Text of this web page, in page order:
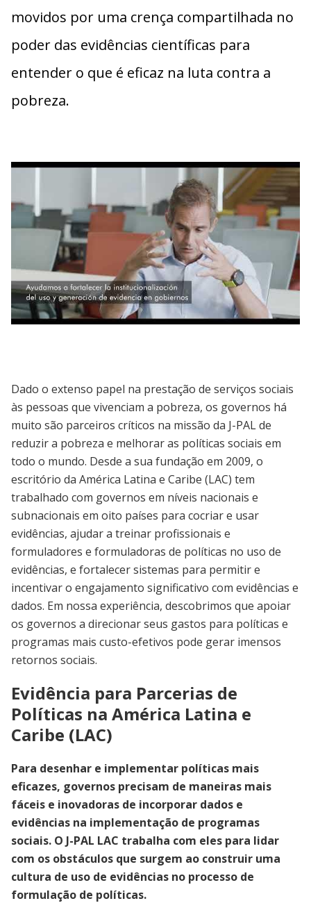
movidos por uma crença compartilhada no
poder das evidências científicas para
entender o que é eficaz na luta contra a
pobreza.
Dado o extenso papel na prestação de serviços sociais
às pessoas que vivenciam a pobreza, os governos há
muito são parceiros críticos na missão da J-PAL de
reduzir a pobreza e melhorar as políticas sociais em
todo o mundo. Desde a sua fundação em 2009, o
escritório da América Latina e Caribe (LAC) tem
trabalhado com governos em níveis nacionais e
subnacionais em oito países para cocriar e usar
evidências, ajudar a treinar profissionais e
formuladores e formuladoras de políticas no uso de
evidências, e fortalecer sistemas para permitir e
incentivar o engajamento significativo com evidências e
dados. Em nossa experiência, descobrimos que apoiar
os governos a direcionar seus gastos para políticas e
programas mais custo-efetivos pode gerar imensos
retornos sociais.
Evidência para Parcerias de
Políticas na América Latina e
Caribe (LAC)
Para desenhar e implementar políticas mais
eficazes, governos precisam de maneiras mais
fáceis e inovadoras de incorporar dados e
evidências na implementação de programas
sociais. O J-PAL LAC trabalha com eles para lidar
com os obstáculos que surgem ao construir uma
cultura de uso de evidências no processo de
formulação de políticas.